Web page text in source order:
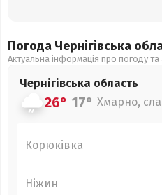
Погода Чернігівська
Актуальна інформація про погоду
Чернігівська область
26° 17° Хмарно,
Корюківка
Ніжин